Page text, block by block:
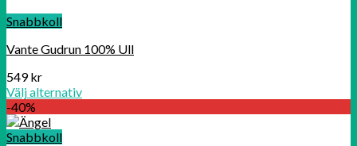
Snabbkoll
Vante Gudrun 100% Ull
549kr
Välj alternativ
-40%
Snabbkoll